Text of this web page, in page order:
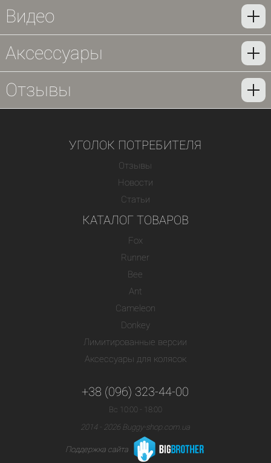
Видео
Аксессуары
Отзывы
УГОЛОК ПОТРЕБИТЕЛЯ
Отзывы
Новости
Статьи
КАТАЛОГ ТОВАРОВ
Fox
Runner
Bee
Ant
Cameleon
Donkey
Лимитированные версии
Аксессуары для колясок
+38 (096) 323-44-00
Вс 10:00 - 18:00
2014 - 2026 Buggy-shop.com.ua
Поддержка сайта